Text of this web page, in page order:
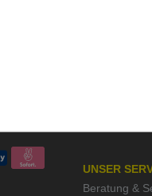
UNSER
Beratung &